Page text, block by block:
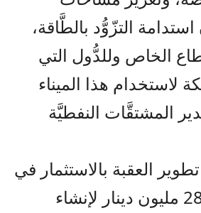
التزّوُّد بالطَّاقة،
الخاص وللدُّول التي
لاستخدام هذا الميناء
المشتقَّات النفطيَّة
العقبة بالاستثمار في
البداية بحوالي 28 مليون دينار لإنشاء